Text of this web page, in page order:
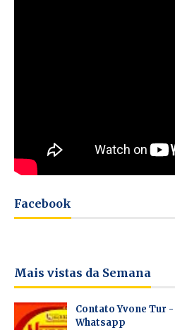
Facebook
Mais vistas da Semana
Contato Yvone Tur
Whatsapp